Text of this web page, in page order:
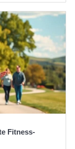
Fitness-